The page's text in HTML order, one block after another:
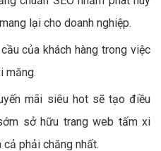
lại cho doanh nghiệp.
của khách hàng trong việc
măng.
mãi siêu hot sẽ tạo điều
sở hữu trang web tấm xi
phải chăng nhất.